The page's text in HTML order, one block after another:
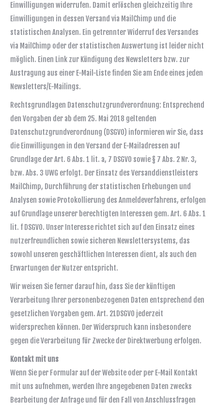
Einwilligungen widerrufen. Damit erlöschen gleichzeitig Ihre
Einwilligungen in dessen Versand via MailChimp und die
statistischen Analysen. Ein getrennter Widerruf des Versandes
via MailChimp oder der statistischen Auswertung ist leider nicht
möglich. Einen Link zur Kündigung des Newsletters bzw. zur
Austragung aus einer E-Mail-Liste finden Sie am Ende eines jeden
Newsletters/E-Mailings.
Rechtsgrundlagen Datenschutzgrundverordnung: Entsprechend
den Vorgaben der ab dem 25. Mai 2018 geltenden
Datenschutzgrundverordnung (DSGVO) informieren wir Sie, dass
die Einwilligungen in den Versand der E-Mailadressen auf
Grundlage der Art. 6 Abs. 1 lit. a, 7 DSGVO sowie § 7 Abs. 2 Nr. 3,
bzw. Abs. 3 UWG erfolgt. Der Einsatz des Versanddienstleisters
MailChimp, Durchführung der statistischen Erhebungen und
Analysen sowie Protokollierung des Anmeldeverfahrens, erfolgen
auf Grundlage unserer berechtigten Interessen gem. Art. 6 Abs. 1
lit. f DSGVO. Unser Interesse richtet sich auf den Einsatz eines
nutzerfreundlichen sowie sicheren Newslettersystems, das
sowohl unseren geschäftlichen Interessen dient, als auch den
Erwartungen der Nutzer entspricht.
Wir weisen Sie ferner darauf hin, dass Sie der künftigen
Verarbeitung Ihrer personenbezogenen Daten entsprechend den
gesetzlichen Vorgaben gem. Art. 21DSGVO jederzeit
widersprechen können. Der Widerspruch kann insbesondere
gegen die Verarbeitung für Zwecke der Direktwerbung erfolgen.
Kontakt mit uns
Wenn Sie per Formular auf der Website oder per E-Mail Kontakt
mit uns aufnehmen, werden Ihre angegebenen Daten zwecks
Bearbeitung der Anfrage und für den Fall von Anschlussfragen